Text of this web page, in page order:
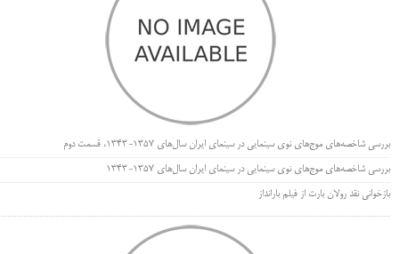
بررسی شاخصه‌های موج‌های نوی سینمایی در سینمای ایران سال‌های 1357-1343، قسمت دوم
بررسی شاخصه‌های موج‌های نوی سینمایی در سینمای ایران سال‌های 1357-1343
بازخوانی نقد رولان بارت از فیلم بارانداز